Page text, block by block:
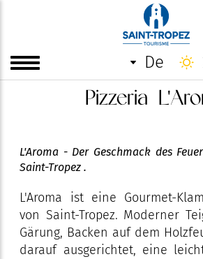
de
Pizzeria
L'Aroma - Der Geschmack des
Saint-Tropez .
L'Aroma ist eine Gourmet-
von Saint-Tropez. Moderner
Gärung, Backen auf dem
darauf ausgerichtet, eine